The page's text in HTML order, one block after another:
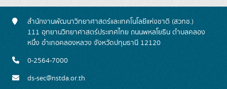
สำนักงานพัฒนาวิทยาศาสตร์และเทคโนโลยีแห่งชาติ (สวทช.)
111 อุทยานวิทยาศาสตร์ประเทศไทย ถนนพหลโยธิน ตำบลคลอง
หนึ่ง อำเภอคลองหลวง จังหวัดปทุมธานี 12120
0-2564-7000
ds-sec@nstda.or.th